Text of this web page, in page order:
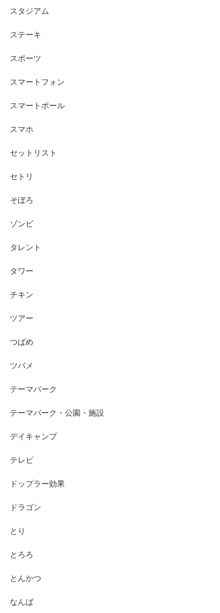
スタジアム
ステーキ
スポーツ
スマートフォン
スマートボール
スマホ
セットリスト
セトリ
そぼろ
ゾンビ
タレント
タワー
チキン
ツアー
つばめ
ツバメ
テーマパーク
テーマパーク・公園・施設
デイキャンプ
テレビ
ドップラー効果
ドラゴン
とり
とろろ
とんかつ
なんば